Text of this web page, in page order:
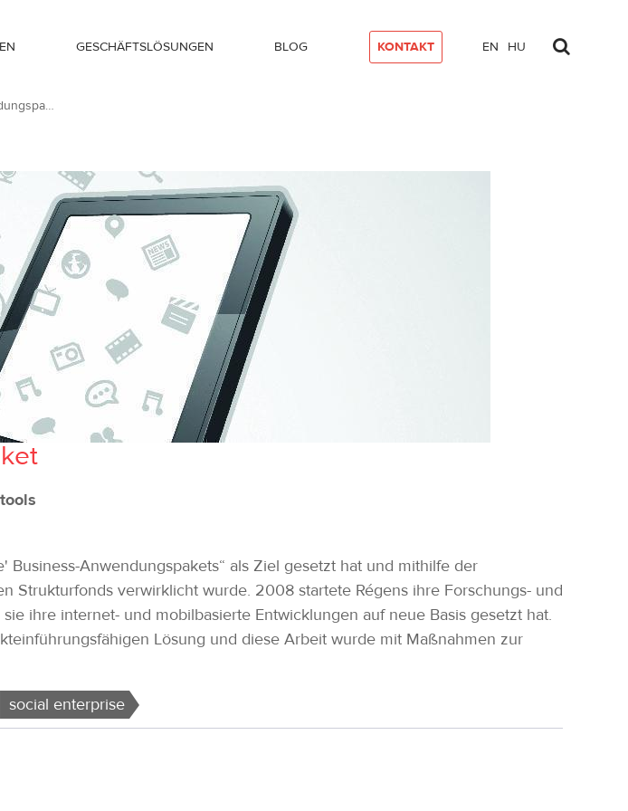
GESCHÄFTSLÖSUNGEN BLOG KONTAKT EN HU
'Social Enterprise' Business-Anwendungspaket
Business-Anwendungspakets“ als Ziel gesetzt hat und mithilfe der
Strukturfonds verwirklicht wurde. 2008 startete Régens ihre Forschungs- und
ihre internet- und mobilbasierte Entwicklungen auf neue Basis gesetzt hat.
Lösung und diese Arbeit wurde mit Maßnahmen zur
social enterprise